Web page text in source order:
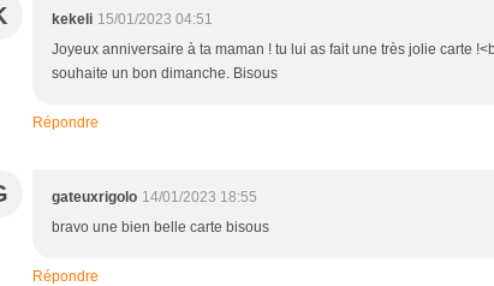
kekeli 15/01/2023 04:51
Joyeux anniversaire à ta maman ! tu lui as fait une très jolie carte
souhaite un bon dimanche. Bisous
Répondre
gateuxrigolo 14/01/2023 18:55
bravo une bien belle carte bisous
Répondre